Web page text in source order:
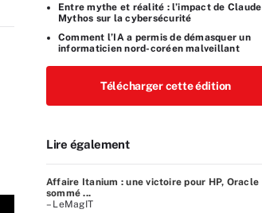
Entre mythe et réalité : l’impact de Claude
Mythos sur la cybersécurité
Comment l’IA a permis de démasquer un
informaticien nord-coréen malveillant
Télécharger cette édition
Lire également
Affaire Itanium : une victoire pour HP, Oracle
sommé ...
– LeMagIT